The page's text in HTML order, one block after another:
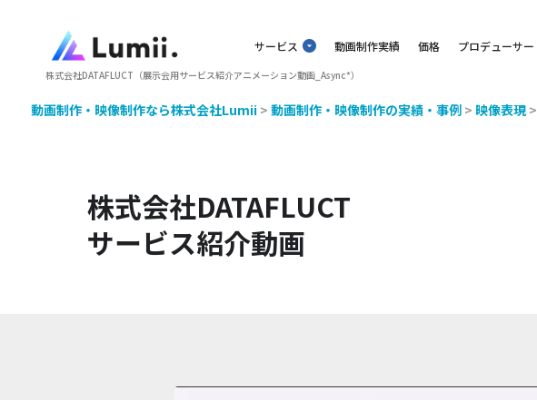
サービス 動画制作実績 価格 プロデューサー
株式会社DATAFLUCT（展示会用サービス紹介アニメーション動画_Async*）
動画制作・映像制作なら株式会社Lumii > 動画制作・映像制作の実績・事例 > 映像表現 >
株式会社DATAFLUCT
サービス紹介動画